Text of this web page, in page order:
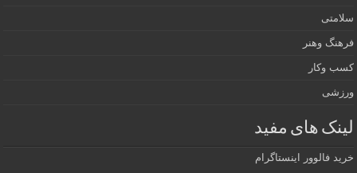
سلامتی
فرهنگ وهنر
کسب وکار
ورزشی
لینک های مفید
خرید فالوور اینستاگرام